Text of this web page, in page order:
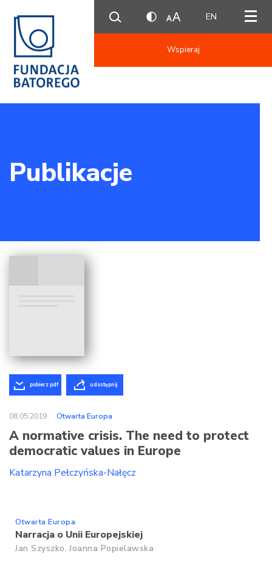
EN
Wspieraj
Publikacje
pobierz pdf udostępnij
08.05.2019 Otwarta Europa
A normative crisis. The need to protect
democratic values in Europe
Katarzyna Pełczyńska-Nałęcz
Otwarta Europa
Narracja o Unii Europejskiej
Jan Szyszko, Joanna Popielawska